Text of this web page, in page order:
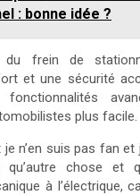
: bonne idée ?
du frein de
et une sécurité
plus facile.
n’en suis pas fan et
chose et
à l’électrique,